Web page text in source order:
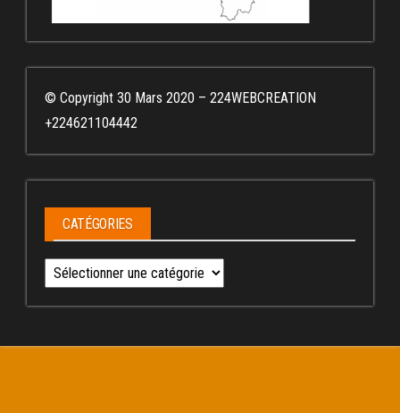
© Copyright 30 Mars 2020 – 224WEBCREATION
+224621104442
CATÉGORIES
Catégories